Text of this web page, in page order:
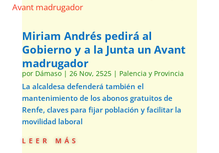
Miriam Andrés pedirá al
Gobierno y a la Junta un Avant
madrugador
por Dámaso| 26 Nov, 2525| Palencia y Provincia
La alcaldesa defenderá también el
mantenimiento de los abonos gratuitos de
Renfe, claves para fijar población y facilitar la
movilidad laboral
leer más